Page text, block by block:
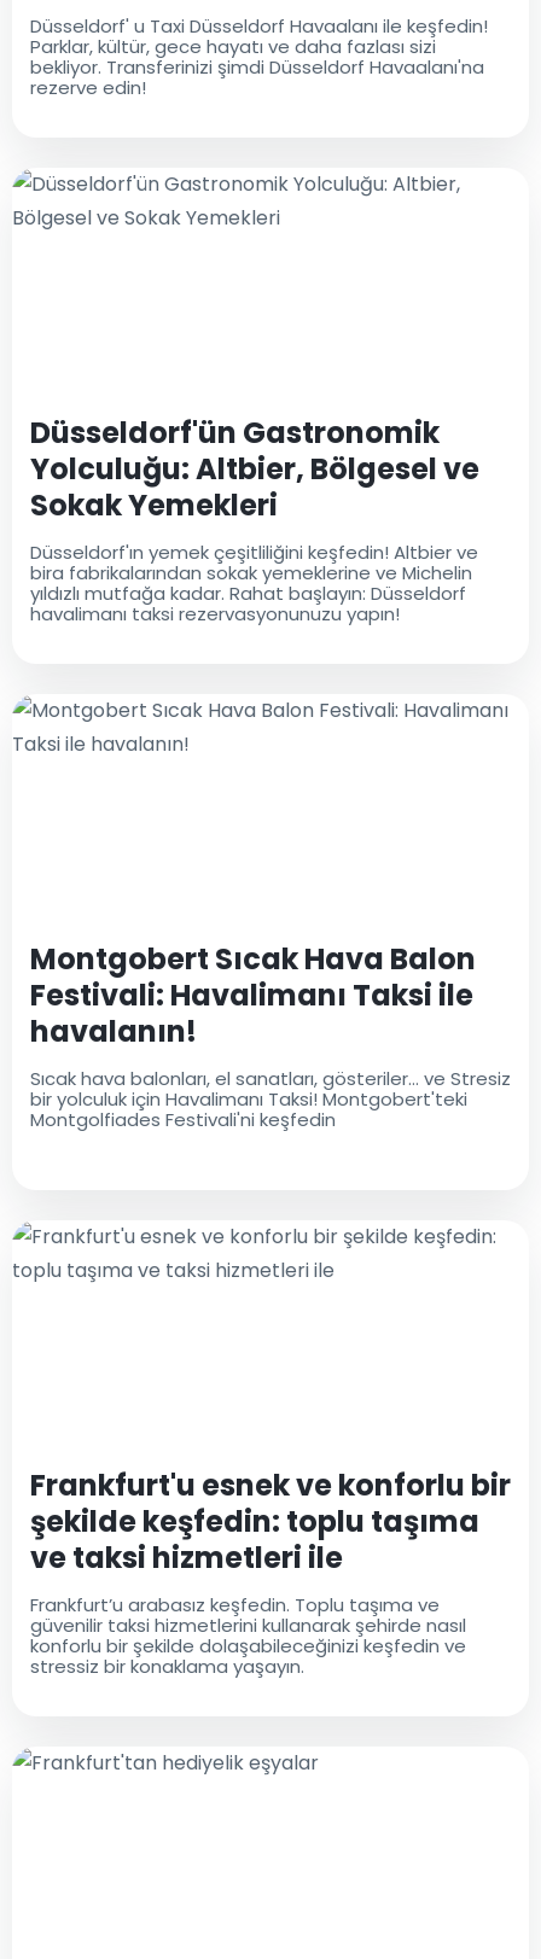
Düsseldorf' u Taxi Düsseldorf Havaalanı ile keşfedin!
Parklar, kültür, gece hayatı ve daha fazlası sizi
bekliyor. Transferinizi şimdi Düsseldorf Havaalanı'na
rezerve edin!
Düsseldorf'ün Gastronomik
Yolculuğu: Altbier, Bölgesel ve
Sokak Yemekleri
Düsseldorf'ın yemek çeşitliliğini keşfedin! Altbier ve
bira fabrikalarından sokak yemeklerine ve Michelin
yıldızlı mutfağa kadar. Rahat başlayın: Düsseldorf
havalimanı taksi rezervasyonunuzu yapın!
Montgobert Sıcak Hava Balon
Festivali: Havalimanı Taksi ile
havalanın!
Sıcak hava balonları, el sanatları, gösteriler... ve Stresiz
bir yolculuk için Havalimanı Taksi! Montgobert'teki
Montgolfiades Festivali'ni keşfedin
Frankfurt'u esnek ve konforlu bir
şekilde keşfedin: toplu taşıma
ve taksi hizmetleri ile
Frankfurt’u arabasız keşfedin. Toplu taşıma ve
güvenilir taksi hizmetlerini kullanarak şehirde nasıl
konforlu bir şekilde dolaşabileceğinizi keşfedin ve
stressiz bir konaklama yaşayın.